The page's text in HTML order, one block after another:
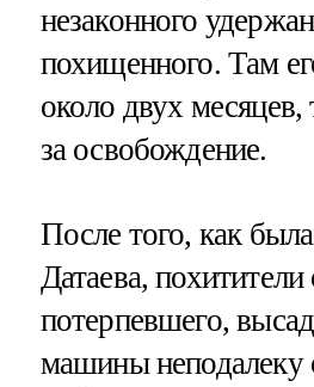
незаконного
похищенного. Там
около двух месяцев,
за освобождение.
После того, как
Датаева,
потерпевшего,
машины неподалеку